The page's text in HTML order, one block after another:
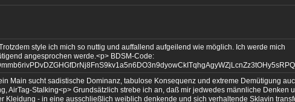
style ich mich so nuttig und auffallend aufgeilend wie möglich. Ich werde mich
angesprochen werde.<p> BDSM-Code:
Main sucht sadistische Dominanz, tabulose Konsequenz und extreme Demütigung
AirTag-Stalking<p> Grundsätzlich strebe ich an, daß mir jedwedes männliche Denken
Kleidung - in eine ausschließlich weiblich denkende und sich verhaltende Sklavin